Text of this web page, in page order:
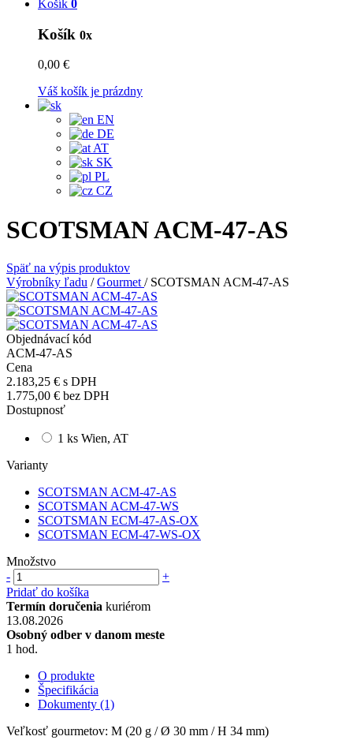
Košík 0
Košík 0x
0,00 €
Váš košík je prázdny
EN
DE
AT
SK
PL
CZ
SCOTSMAN ACM-47-AS
Späť na výpis produktov
Výrobníky ľadu /Gourmet / SCOTSMAN ACM-47-AS
Objednávací kód
ACM-47-AS
Cena
2.183,25 € s DPH
1.775,00 € bez DPH
Dostupnosť
1 ks Wien, AT
Varianty
SCOTSMAN ACM-47-AS
SCOTSMAN ACM-47-WS
SCOTSMAN ECM-47-AS-OX
SCOTSMAN ECM-47-WS-OX
Množstvo
-
+
Pridať do košíka
Termín doručenia kuriérom
13.08.2026
Osobný odber v danom meste
1 hod.
O produkte
Špecifikácia
Dokumenty (1)
Veľkosť gourmetov: M (20 g / Ø 30 mm / H 34 mm)